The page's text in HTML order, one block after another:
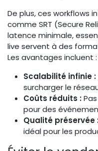
De plus, ces workflows
comme SRT (Secure
latence minimale,
live servent à des
Les avantages incluent :
Scalabilité infinie :
surcharger le
Coûts réduits :
pour des
Qualité préservée
idéal pour les